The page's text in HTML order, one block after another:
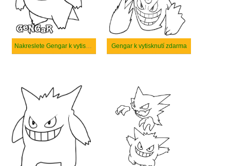
Nakreslete Gengar k vytisknutí Gengar k vytisknutí zdarma